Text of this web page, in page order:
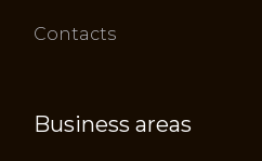
Contacts
Business areas